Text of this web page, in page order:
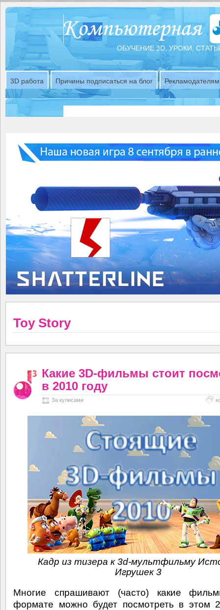
ОБУЧЕНИЕ 3D, УРОКИ,
3D работа Причины подписаться на блог Рекламодателям
Toy Story
Какие 3D-фильмы стоит
в 2010 году
За кулисами
Кадр из тизера к 3d-мультфильму
Игрушек 3
Многие спрашивают (часто) какие
формате можно будет посмотреть в этом